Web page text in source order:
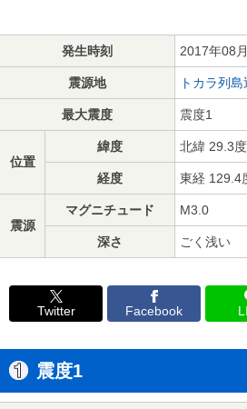
発生時刻 2017年08
震源地 トカラ列
最大震度 震度1
位置
緯度 北緯 29.3度
経度 東経 129.4
震源
マグニチュード M3.0
深さ ごく浅い
Twitter Facebook
震度1